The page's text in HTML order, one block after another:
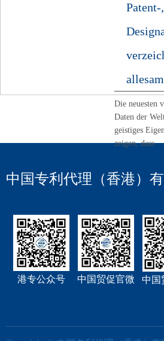
Die neuesten
Daten der
geistiges
zeigen, dass
中国专利代理（香港）
港专公众号 中国贸促官微 中国